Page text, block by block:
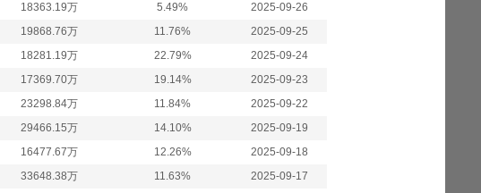
18363.19万 5.49%
2025-09-26
19868.76万 11.76%
2025-09-25
18281.19万 22.79%
2025-09-24
17369.70万 19.14%
2025-09-23
23298.84万 11.84%
2025-09-22
29466.15万 14.10%
2025-09-19
16477.67万 12.26%
2025-09-18
33648.38万 11.63%
2025-09-17